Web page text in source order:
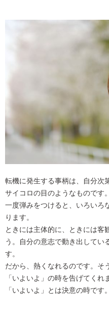
転機に発生する事柄は、自分次
サイコロの目のようなものです。
一度弾みをつけると、いろいろ
ります。
ときには主体的に、ときには客
う。自分の意志で動き出してい
す。
だから、熱くなれるのです。そ
「いよいよ」の時を告げてくれ
「いよいよ」とは決意の時です。